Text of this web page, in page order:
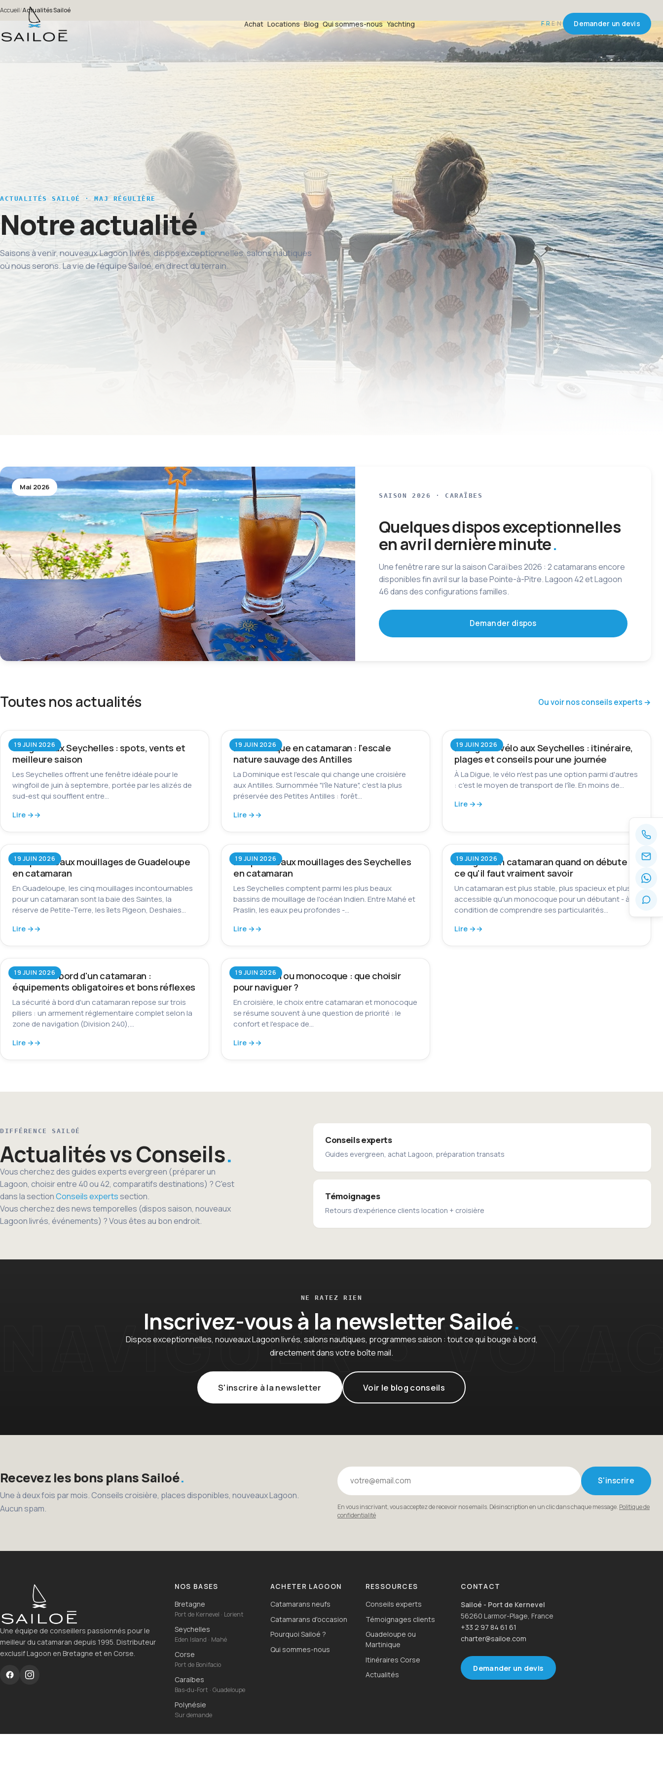
Achat Locations Blog Qui sommes-nous Yachting FREN Demander un devis
Accueil/Actualités Sailoé
ACTUALITÉS SAILOÉ · MAJ RÉGULIÈRE
Notre actualité
Saisons à venir, nouveaux Lagoon livrés, dispos exceptionnelles, salons nautiques
où nous serons. La vie de l'équipe Sailoé, en direct du terrain.
Mai 2026
SAISON 2026 · CARAÏBES
Quelques dispos exceptionnelles
en avril dernière minute
Une fenêtre rare sur la saison Caraïbes 2026 : 2 catamarans encore
disponibles fin avril sur la base Pointe-à-Pitre. Lagoon 42 et Lagoon
46 dans des configurations familles.
Demander dispos
Toutes nos actualités Ou voir nos conseils experts →
19 JUIN 2026
Wingfoil aux Seychelles : spots, vents et
meilleure saison
Les Seychelles offrent une fenêtre idéale pour le
wingfoil de juin à septembre, portée par les alizés de
sud-est qui soufflent entre…
Lire →
19 JUIN 2026
La Dominique en catamaran : l'escale
nature sauvage des Antilles
La Dominique est l'escale qui change une croisière
aux Antilles. Surnommée "l'île Nature", c'est la plus
préservée des Petites Antilles : forêt…
Lire →
19 JUIN 2026
La Digue à vélo aux Seychelles : itinéraire,
plages et conseils pour une journée
À La Digue, le vélo n'est pas une option parmi d'autres
: c'est le moyen de transport de l'île. En moins de…
Lire →
19 JUIN 2026
Les plus beaux mouillages de Guadeloupe
en catamaran
En Guadeloupe, les cinq mouillages incontournables
pour un catamaran sont la baie des Saintes, la
réserve de Petite-Terre, les îlets Pigeon, Deshaies…
Lire →
19 JUIN 2026
Les plus beaux mouillages des Seychelles
en catamaran
Les Seychelles comptent parmi les plus beaux
bassins de mouillage de l'océan Indien. Entre Mahé et
Praslin, les eaux peu profondes -…
Lire →
19 JUIN 2026
Naviguer en catamaran quand on débute :
ce qu'il faut vraiment savoir
Un catamaran est plus stable, plus spacieux et plus
accessible qu'un monocoque pour un débutant - à
condition de comprendre ses particularités…
Lire →
19 JUIN 2026
Sécurité à bord d'un catamaran :
équipements obligatoires et bons réflexes
La sécurité à bord d'un catamaran repose sur trois
piliers : un armement réglementaire complet selon la
zone de navigation (Division 240),…
Lire →
19 JUIN 2026
Catamaran ou monocoque : que choisir
pour naviguer ?
En croisière, le choix entre catamaran et monocoque
se résume souvent à une question de priorité : le
confort et l'espace de…
Lire →
DIFFÉRENCE SAILOÉ
Actualités vs Conseils
Vous cherchez des guides experts evergreen (préparer un
Lagoon, choisir entre 40 ou 42, comparatifs destinations) ? C'est
dans la sectionConseils expertssection.
Vous cherchez des news temporelles (dispos saison, nouveaux
Lagoon livrés, événements) ? Vous êtes au bon endroit.
Conseils experts
Guides evergreen, achat Lagoon, préparation transats
Témoignages
Retours d'expérience clients location + croisière
NE RATEZ RIEN
Inscrivez-vous à la newsletter Sailoé
Dispos exceptionnelles, nouveaux Lagoon livrés, salons nautiques, programmes saison : tout ce qui bouge à bord,
directement dans votre boîte mail.
S'inscrire à la newsletter Voir le blog conseils
Recevez les bons plans Sailoé
Une à deux fois par mois. Conseils croisière, places disponibles, nouveaux Lagoon.
Aucun spam.
Votre email
S'inscrire
En vous inscrivant, vous acceptez de recevoir nos emails. Désinscription en un clic dans chaque message. Politique de
confidentialité
Une équipe de conseillers passionnés pour le
meilleur du catamaran depuis 1995. Distributeur
exclusif Lagoon en Bretagne et en Corse.
NOS BASES
Bretagne
Port de Kernevel · Lorient
Seychelles
Eden Island · Mahé
Corse
Port de Bonifacio
Caraïbes
Bas-du-Fort · Guadeloupe
Polynésie
Sur demande
ACHETER LAGOON
Catamarans neufs
Catamarans d'occasion
Pourquoi Sailoé ?
Qui sommes-nous
RESSOURCES
Conseils experts
Témoignages clients
Guadeloupe ou
Martinique
Itinéraires Corse
Actualités
CONTACT
Sailoé - Port de Kernevel
56260 Larmor-Plage, France
+33 2 97 84 61 61
charter@sailoe.com
Demander un devis